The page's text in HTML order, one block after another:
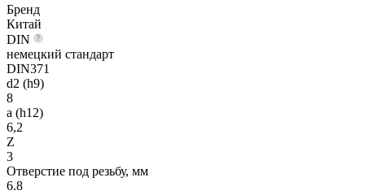
Бренд
Китай
DIN
немецкий стандарт
DIN371
d2 (h9)
8
a (h12)
6,2
Z
3
Отверстие под резьбу, мм
6.8